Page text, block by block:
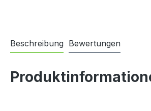
Beschreibung Bewertungen